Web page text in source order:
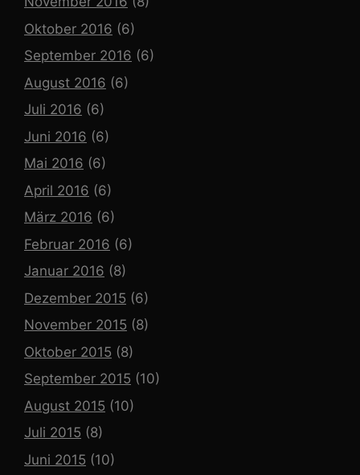
Oktober 2016 (6)
September 2016 (6)
August 2016 (6)
Juli 2016 (6)
Juni 2016 (6)
Mai 2016 (6)
April 2016 (6)
März 2016 (6)
Februar 2016 (6)
Januar 2016 (8)
Dezember 2015 (6)
November 2015 (8)
Oktober 2015 (8)
September 2015 (10)
August 2015 (10)
Juli 2015 (8)
Juni 2015 (10)